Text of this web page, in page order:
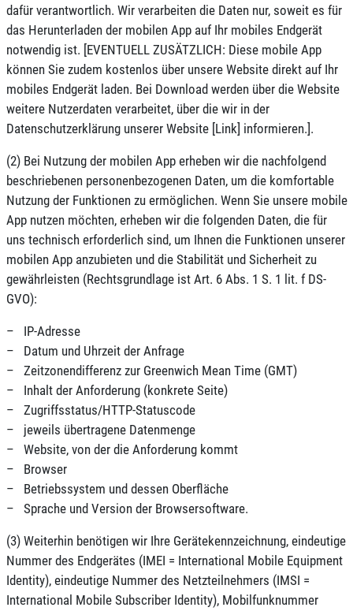
dafür verantwortlich. Wir verarbeiten die Daten nur, soweit es für
das Herunterladen der mobilen App auf Ihr mobiles Endgerät
notwendig ist. [EVENTUELL ZUSÄTZLICH: Diese mobile App
können Sie zudem kostenlos über unsere Website direkt auf Ihr
mobiles Endgerät laden. Bei Download werden über die Website
weitere Nutzerdaten verarbeitet, über die wir in der
Datenschutzerklärung unserer Website [Link] informieren.].
(2) Bei Nutzung der mobilen App erheben wir die nachfolgend
beschriebenen personenbezogenen Daten, um die komfortable
Nutzung der Funktionen zu ermöglichen. Wenn Sie unsere mobile
App nutzen möchten, erheben wir die folgenden Daten, die für
uns technisch erforderlich sind, um Ihnen die Funktionen unserer
mobilen App anzubieten und die Stabilität und Sicherheit zu
gewährleisten (Rechtsgrundlage ist Art. 6 Abs. 1 S. 1 lit. f DS-
GVO):
– IP-Adresse
– Datum und Uhrzeit der Anfrage
– Zeitzonendifferenz zur Greenwich Mean Time (GMT)
– Inhalt der Anforderung (konkrete Seite)
– Zugriffsstatus/HTTP-Statuscode
– jeweils übertragene Datenmenge
– Website, von der die Anforderung kommt
– Browser
– Betriebssystem und dessen Oberfläche
– Sprache und Version der Browsersoftware.
(3) Weiterhin benötigen wir Ihre Gerätekennzeichnung, eindeutige
Nummer des Endgerätes (IMEI = International Mobile Equipment
Identity), eindeutige Nummer des Netzteilnehmers (IMSI =
International Mobile Subscriber Identity), Mobilfunknummer